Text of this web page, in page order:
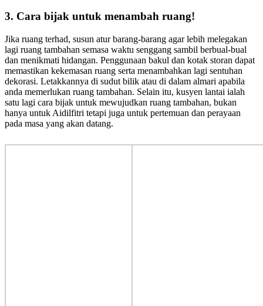
3. Cara bijak untuk menambah ruang!
Jika ruang terhad, susun atur barang-barang agar lebih melegakan
lagi ruang tambahan semasa waktu senggang sambil berbual-bual
dan menikmati hidangan. Penggunaan bakul dan kotak storan dapat
memastikan kekemasan ruang serta menambahkan lagi sentuhan
dekorasi. Letakkannya di sudut bilik atau di dalam almari apabila
anda memerlukan ruang tambahan. Selain itu, kusyen lantai ialah
satu lagi cara bijak untuk mewujudkan ruang tambahan, bukan
hanya untuk Aidilfitri tetapi juga untuk pertemuan dan perayaan
pada masa yang akan datang.